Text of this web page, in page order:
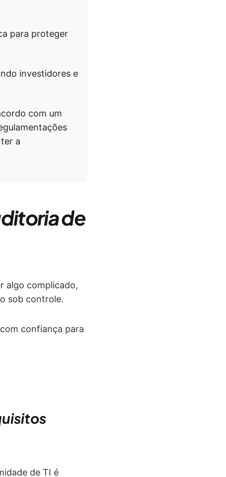
para proteger
investidores e
com um
a
de
algo complicado,
sob controle.
confiança para
de TI é